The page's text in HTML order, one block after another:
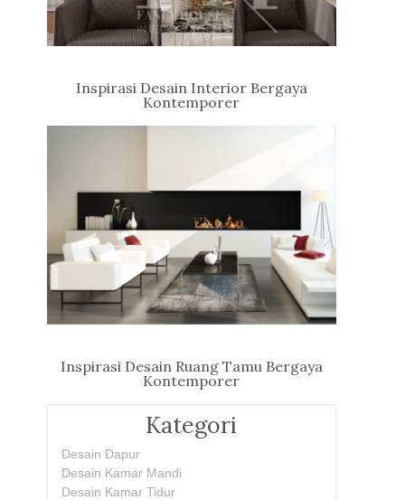
Inspirasi Desain Interior Bergaya
Kontemporer
Inspirasi Desain Ruang Tamu Bergaya
Kontemporer
Kategori
Desain Dapur
Desain Kamar Mandi
Desain Kamar Tidur